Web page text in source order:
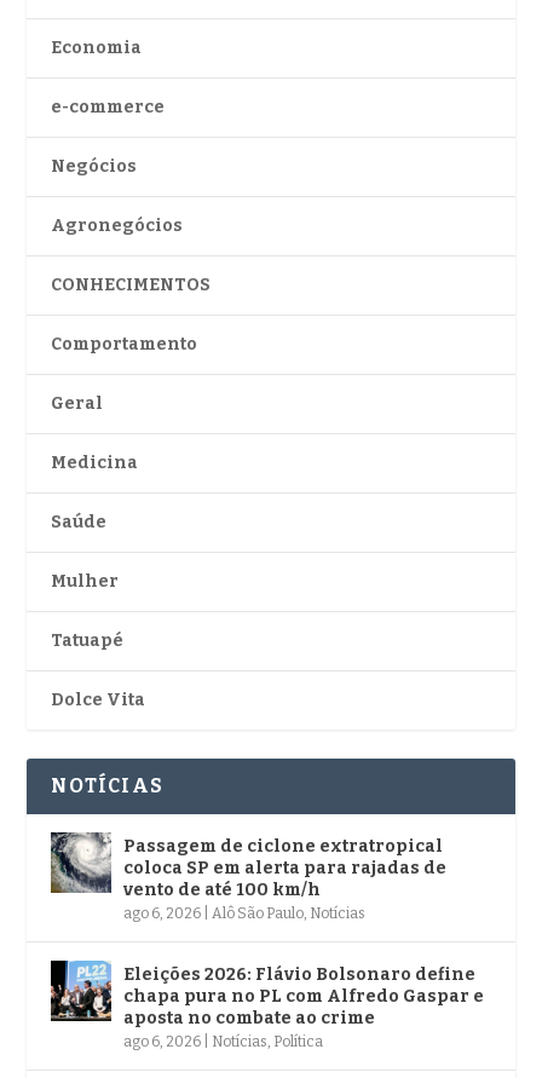
Economia
e-commerce
Negócios
Agronegócios
CONHECIMENTOS
Comportamento
Geral
Medicina
Saúde
Mulher
Tatuapé
Dolce Vita
NOTÍCIAS
Passagem de ciclone extratropical
coloca SP em alerta para rajadas de
vento de até 100 km/h
ago 6, 2026 Alô São Paulo Notícias
Eleições 2026: Flávio Bolsonaro define
chapa pura no PL com Alfredo Gaspar e
aposta no combate ao crime
ago 6, 2026 Notícias Política